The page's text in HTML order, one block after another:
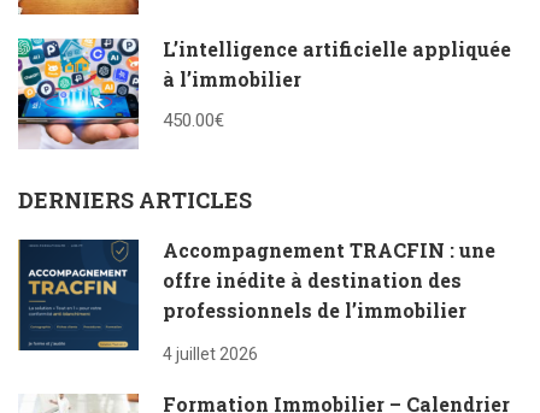
L’intelligence artificielle appliquée
à l’immobilier
450.00€
DERNIERS ARTICLES
Accompagnement TRACFIN : une
offre inédite à destination des
professionnels de l’immobilier
4 juillet 2026
Formation Immobilier – Calendrier